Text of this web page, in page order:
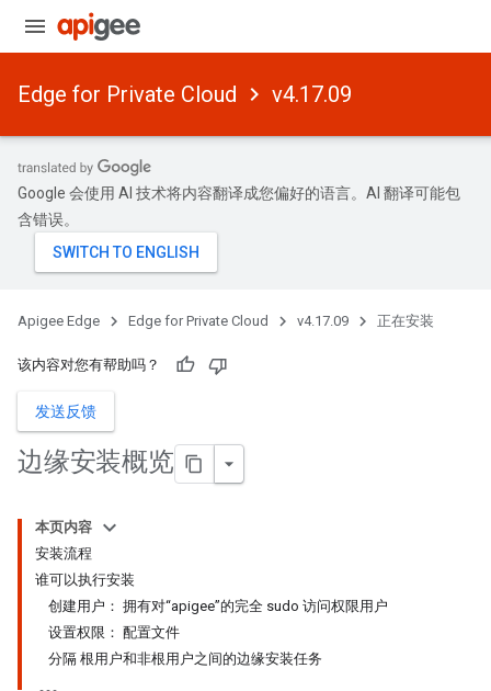
Edge for Private Cloud v4.17.09
Google 会使用 AI 技术将内容翻译成您偏好的语言。AI 翻译可能包
含错误。
Apigee Edge Edge for Private Cloud v4.17.09 正在安装
该内容对您有帮助吗？
发送反馈
边缘安装概览
本页内容
安装流程
谁可以执行安装
创建用户： 拥有对“apigee”的完全 sudo 访问权限用户
设置权限： 配置文件
分隔 根用户和非根用户之间的边缘安装任务